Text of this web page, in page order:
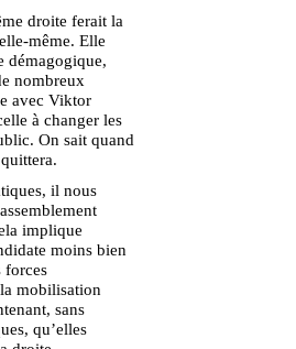
droite ferait la
même. Elle
démagogique,
nombreux
avec Viktor
à changer les
On sait quand
il nous
implique
moins bien
forces
mobilisation
sans
qu’elles